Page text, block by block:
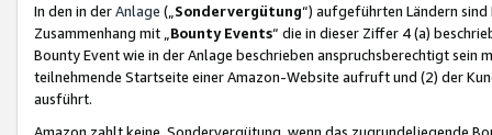
In den in derAnlage („ Sondervergütung“) aufgeführten Ländern
Zusammenhang mit „ Bounty Events“ die in dieser Ziffer 4 (a)
Bounty Event wie in der Anlage beschrieben anspruchsberechtigt sein
teilnehmende Startseite einer Amazon-Website aufruft und (2) der
ausführt.
Amazon zahlt keine Sondervergütung, wenn das zugrundeliegende